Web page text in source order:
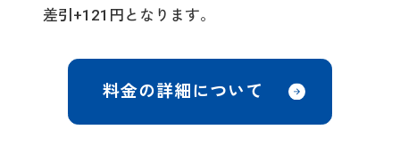
差引+121円となります。
料金の詳細について